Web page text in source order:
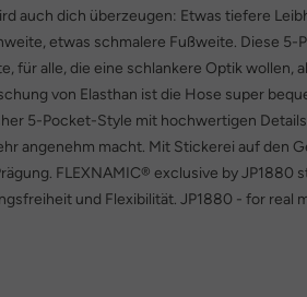
auch dich überzeugen: Etwas tiefere
etwas schmalere Fußweite. Diese 5-
für alle, die eine schlankere Optik wollen,
von Elasthan ist die Hose super
5-Pocket-Style mit hochwertigen
angenehm macht. Mit Stickerei auf den
FLEXNAMIC® exclusive by JP1880
und Flexibilität. JP1880 - for real